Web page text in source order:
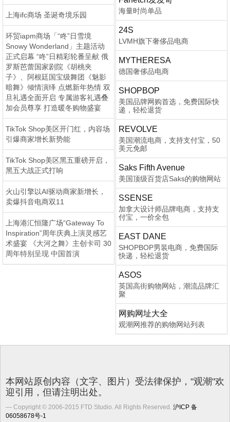
上海ifc商场 圣诞奇境乐园
环贸iapm商场「“咚”日雪境
Snowy Wonderland」主题活动
正式启幕 “咚”日精彩轮番呈献 俄
罗斯芭蕾国家剧院《胡桃夹
子》、阿根廷国宝级舞团《魅影
暗舞》倾情演绎 点燃新年热情 双
旦礼遇全面开启 专属游客礼遇叠
加会员尊享 打造暖冬购物盛宴
TikTok Shop美区开门红，内容场
引爆商家增长新势能
TikTok Shop美区黑五重磅开启，
黑五大战正式打响
火山引擎以AI驱动商家新增长，
卖爆抖音电商双11
上海港汇恒隆广场“Gateway To
Inspiration”周年庆典上演灵感艺
术盛宴 《大河之舞》主创卡司 30
周年特别呈现 中国首演
海量时尚单品
24S
LVMH旗下奢侈品电商
MYTHERESA
德国奢侈品电商
SHOPBOP
美国品牌网购首选，免费国际快
递，轻松退货
REVOLVE
美国潮流电商，支持支付宝，50
美元免邮
Saks Fifth Avenue
美国顶级百货店Saks的购物网站
SSENSE
加拿大设计师品牌电商，支持支
付宝，一价全包
EAST DANE
SHOPBOP男装电商，免费国际
快递，轻松退货
ASOS
英国高街购物网站，潮流品牌汇
聚
网购网址大全
观潮网推荐的购物网站列表
本网站原创内容（文字、图片）受法律保护，"观潮"欢
迎引用，但请注明出处。
Copyright © 2006-2015 FTD Studio. All Rights Reserved. 沪ICP 备
06058678号-1